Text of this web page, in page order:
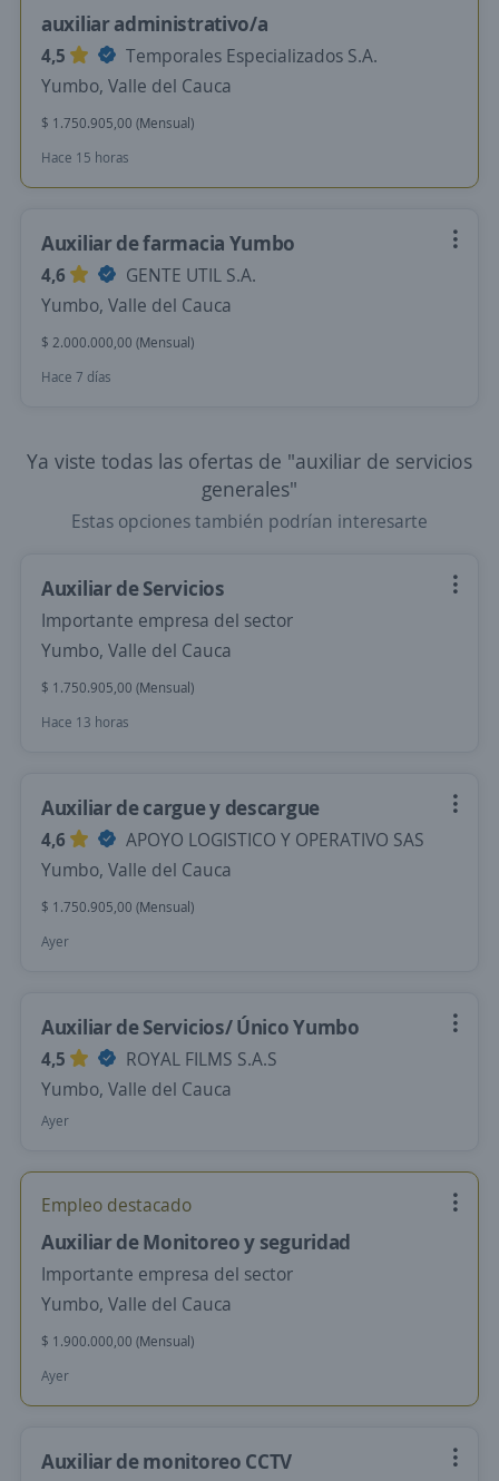
auxiliar administrativo/a
4,5
Temporales Especializados S.A.
Yumbo, Valle del Cauca
$ 1.750.905,00 (Mensual)
Hace 15 horas
Auxiliar de farmacia Yumbo
4,6
GENTE UTIL S.A.
Yumbo, Valle del Cauca
$ 2.000.000,00 (Mensual)
Hace 7 días
Ya viste todas las ofertas de "auxiliar de servicios
generales"
Estas opciones también podrían interesarte
Auxiliar de Servicios
Importante empresa del sector
Yumbo, Valle del Cauca
$ 1.750.905,00 (Mensual)
Hace 13 horas
Auxiliar de cargue y descargue
4,6
APOYO LOGISTICO Y OPERATIVO SAS
Yumbo, Valle del Cauca
$ 1.750.905,00 (Mensual)
Ayer
Auxiliar de Servicios/ Único Yumbo
4,5
ROYAL FILMS S.A.S
Yumbo, Valle del Cauca
Ayer
Empleo destacado
Auxiliar de Monitoreo y seguridad
Importante empresa del sector
Yumbo, Valle del Cauca
$ 1.900.000,00 (Mensual)
Ayer
Auxiliar de monitoreo CCTV